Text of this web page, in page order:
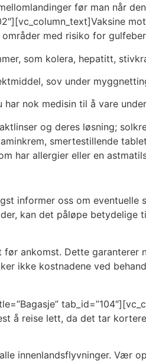
før man når
med risiko for
som kolera, hepatitt,
sov under
nok medisin til å vare
og deres løsning;
smertestillende
har allergier eller en
informer oss om
kan det påløpe betydelige
ankomst. Dette
ikke kostnadene ved
å reise lett, da det tar
innenlandsflyvninger. Vær